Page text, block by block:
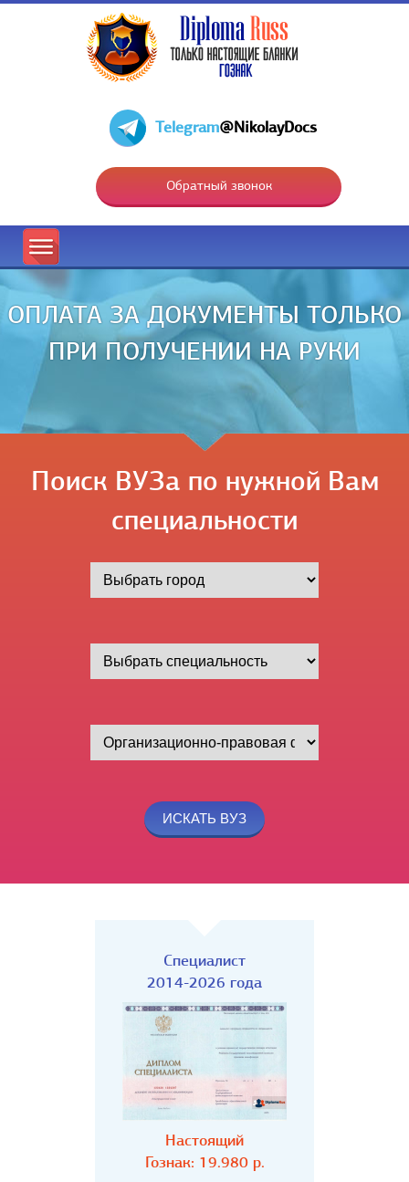
Telegram@NikolayDocs
Обратный звонок
ОПЛАТА ЗА ДОКУМЕНТЫ ТОЛЬКО
ПРИ ПОЛУЧЕНИИ НА РУКИ
Поиск ВУЗа по нужной Вам
специальности
Специалист
2014-2026 года
Настоящий
Гознак: 19.980 р.